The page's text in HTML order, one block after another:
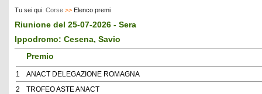
Tu sei qui: Corse >> Elenco premi
Riunione del 25-07-2026 - Sera
Ippodromo: Cesena, Savio
Premio
1
ANACT DELEGAZIONE ROMAGNA
2
TROFEO ASTE ANACT